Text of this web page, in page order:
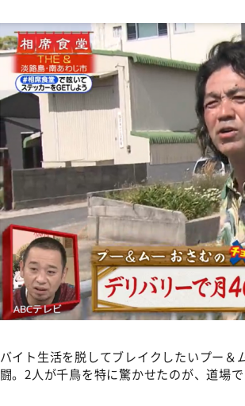
バイト生活を脱してブレイクしたいプー
闘。2人が千鳥を特に驚かせたのが、道場で